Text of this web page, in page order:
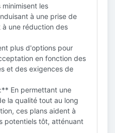
les
à une prise de
une réduction des
plus d'options pour
en fonction des
et des exigences de
En permettant une
la qualité tout au long
ces plans aident à
potentiels tôt, atténuant